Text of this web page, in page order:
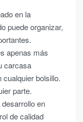
en la
puede organizar,
apenas más
carcasa
bolsillo.
parte.
en
de calidad